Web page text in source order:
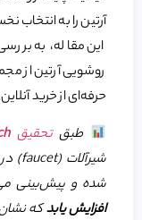
آرتین را به انتخاب
این مقاله، به
روشویی آرتین از
حرفه‌ای از خرید
طبقتحقیق
شیرآلات (faucet) در سال
شده و پیش‌بینی
افزایش یابدکه